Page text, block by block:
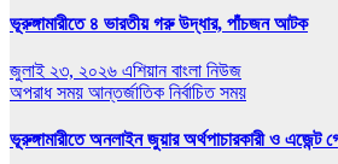
ভূরুঙ্গামারীতে ৪ ভারতীয় গরু উদ্ধার, পাঁচজন আটক
জুলাই ২৩, ২০২৬ এশিয়ান বাংলা নিউজ
অপরাধ সময় আন্তর্জাতিক নির্বাচিত সময়
ভূরুঙ্গামারীতে অনলাইন জুয়ার অর্থপাচারকারী ও এজেন্ট